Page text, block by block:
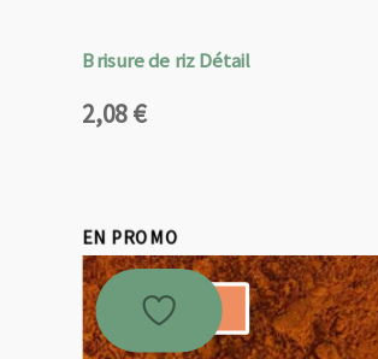
Brisure de riz Détail
2,08€
EN PROMO
Promo !